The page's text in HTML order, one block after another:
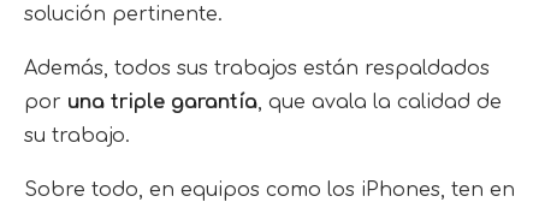
solución pertinente.
Además, todos sus trabajos están respaldados
por una triple garantía, que avala la calidad de
su trabajo.
Sobre todo, en equipos como los iPhones, ten en